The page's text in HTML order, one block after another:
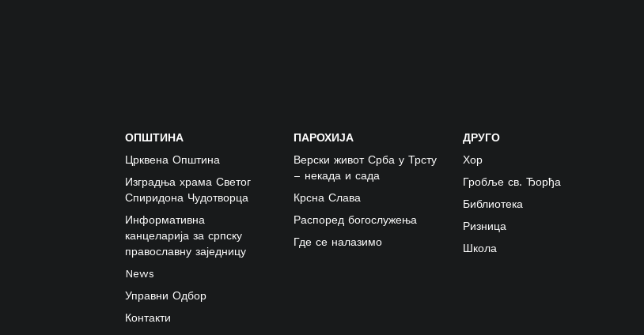
ОПШТИНА
Црквена Општина
Изградња храма Светог
Спиридона Чудотворца
Информативна
канцеларија за српску
православну заједницу
News
Управни Одбор
Контакти
ПАРОХИЈА
Верски живот Срба у Трсту
– некада и сада
Крсна Слава
Распоред богослужења
Где се налазимо
ДРУГО
Хор
Гробље св. Ђорђа
Библиотека
Ризница
Школа